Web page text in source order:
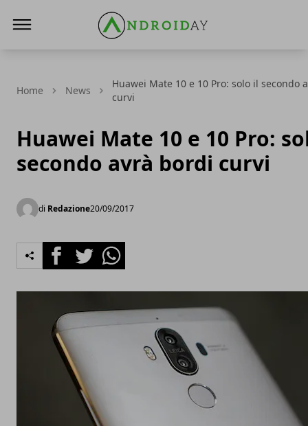
Home News
Huawei Mate 10 e 10 Pro: solo il secondo
curvi
Huawei Mate 10 e 10 Pro:
secondo avrà bordi curvi
di Redazione20/09/2017
FacebookTwitterWhatsapp